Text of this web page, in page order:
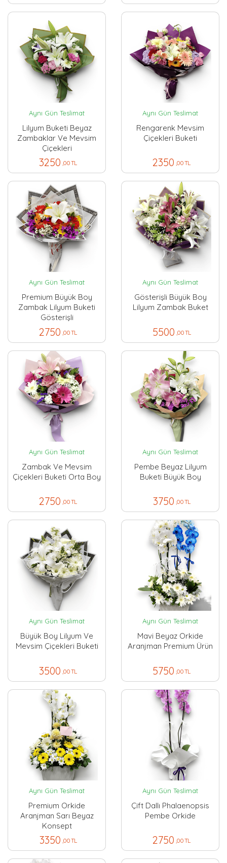
Aynı Gün Teslimat
Lilyum Buketi Beyaz
Zambaklar Ve Mevsim
Çiçekleri
3250 ,00 TL
Aynı Gün Teslimat
Rengarenk Mevsim
Çiçekleri Buketi
2350 ,00 TL
Aynı Gün Teslimat
Premium Büyük Boy
Zambak Lilyum Buketi
Gösterişli
2750 ,00 TL
Aynı Gün Teslimat
Gösterişli Büyük Boy
Lilyum Zambak Buket
5500 ,00 TL
Aynı Gün Teslimat
Zambak Ve Mevsim
Çiçekleri Buketi Orta Boy
2750 ,00 TL
Aynı Gün Teslimat
Pembe Beyaz Lilyum
Buketi Büyük Boy
3750 ,00 TL
Aynı Gün Teslimat
Büyük Boy Lilyum Ve
Mevsim Çiçekleri Buketi
3500 ,00 TL
Aynı Gün Teslimat
Mavi Beyaz Orkide
Aranjman Premium Ürün
5750 ,00 TL
Aynı Gün Teslimat
Premium Orkide
Aranjman Sarı Beyaz
Konsept
3350 ,00 TL
Aynı Gün Teslimat
Çift Dallı Phalaenopsis
Pembe Orkide
2750 ,00 TL